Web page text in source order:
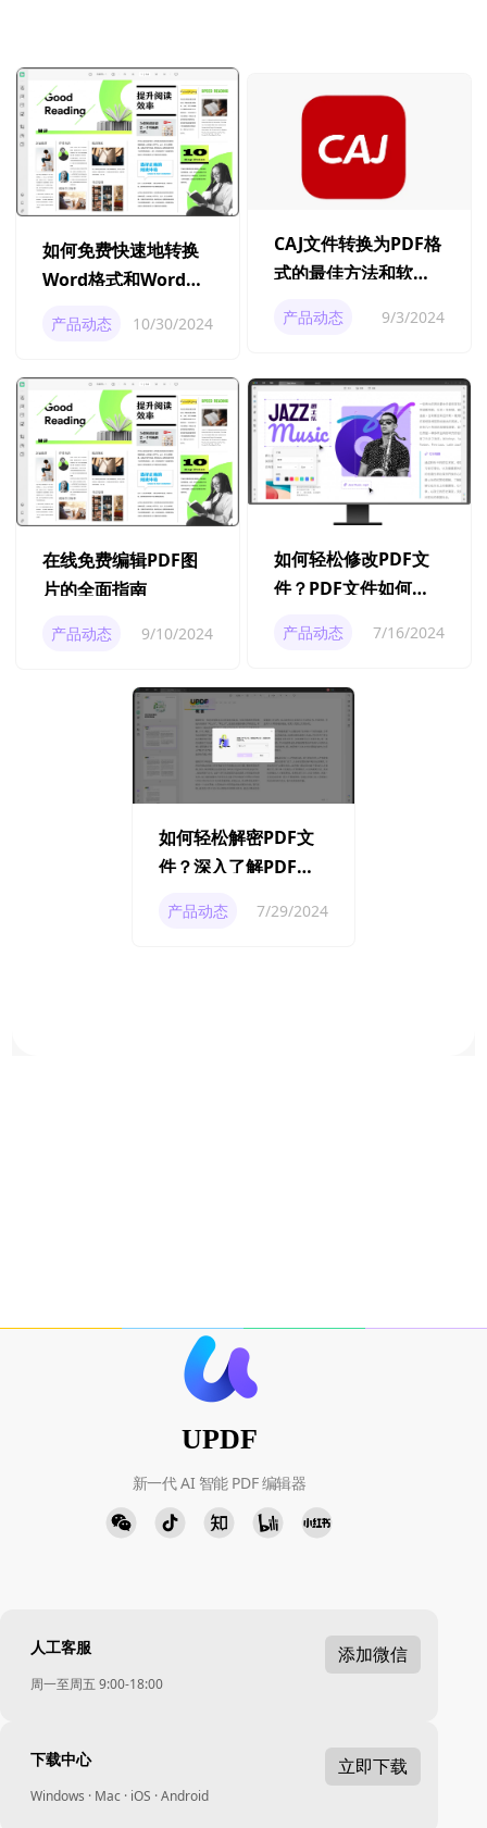
如何免费快速地转换
Word格式和Word转
产品动态 10/30/2024
CAJ文件转换为PDF格
式的最佳方法和软件
产品动态 9/3/2024
在线免费编辑PDF图
片的全面指南
产品动态 9/10/2024
如何轻松修改PDF文
件？PDF文件如何修
产品动态 7/16/2024
如何轻松解密PDF文
件？深入了解PDF解
产品动态 7/29/2024
UPDF
新一代 AI 智能 PDF 编辑器
人工客服
周一至周五 9:00-18:00
添加微信
下载中心
Windows · Mac · iOS · Android
立即下载